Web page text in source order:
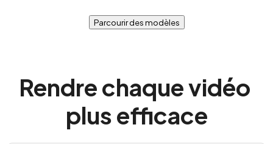
Parcourir des modèles
Rendre chaque vidéo
plus efficace